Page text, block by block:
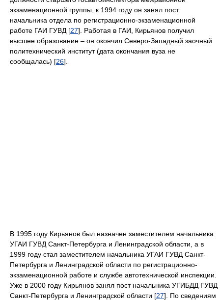
экзаменационной группы, к 1994 году он занял пост
начальника отдела по регистрационно-экзаменационной
работе ГАИ ГУВД [27]. Работая в ГАИ, Кирьянов получил
высшее образование – он окончил Северо-Западный заочный
политехнический институт (дата окончания вуза не
сообщалась) [26].
В 1995 году Кирьянов был назначен заместителем начальника
УГАИ ГУВД Санкт-Петербурга и Ленинградской области, а в
1999 году стал заместителем начальника УГАИ ГУВД Санкт-
Петербурга и Ленинградской области по регистрационно-
экзаменационной работе и службе автотехнической инспекции.
Уже в 2000 году Кирьянов занял пост начальника УГИБДД ГУВД
Санкт-Петербурга и Ленинградской области [27]. По сведениям